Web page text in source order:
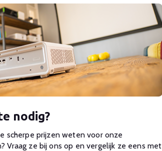
nodig?
scherpe prijzen weten voor onze
Vraag ze bij ons op en vergelijk ze eens met